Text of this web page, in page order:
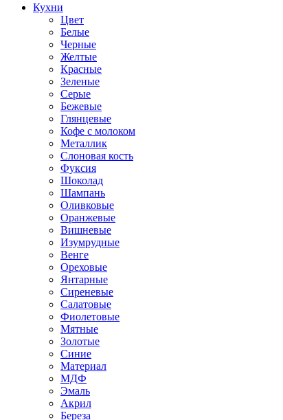
Кухни
Цвет
Белые
Черные
Желтые
Красные
Зеленые
Серые
Бежевые
Глянцевые
Кофе с молоком
Металлик
Слоновая кость
Фуксия
Шоколад
Шампань
Оливковые
Оранжевые
Вишневые
Изумрудные
Венге
Ореховые
Янтарные
Сиреневые
Салатовые
Фиолетовые
Мятные
Золотые
Синие
Материал
МДФ
Эмаль
Акрил
Береза